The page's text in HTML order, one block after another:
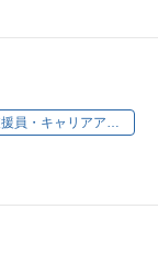
支援職（支援員・キャリアアドバイザー）